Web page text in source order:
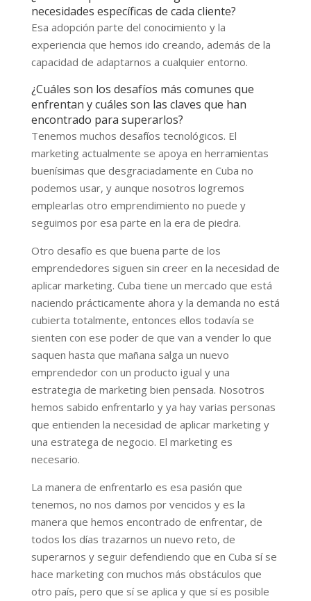
necesidades específicas de cada cliente?
Esa adopción parte del conocimiento y la
experiencia que hemos ido creando, además de la
capacidad de adaptarnos a cualquier entorno.
¿Cuáles son los desafíos más comunes que
enfrentan y cuáles son las claves que han
encontrado para superarlos?
Tenemos muchos desafíos tecnológicos. El
marketing actualmente se apoya en herramientas
buenísimas que desgraciadamente en Cuba no
podemos usar, y aunque nosotros logremos
emplearlas otro emprendimiento no puede y
seguimos por esa parte en la era de piedra.
Otro desafío es que buena parte de los
emprendedores siguen sin creer en la necesidad de
aplicar marketing. Cuba tiene un mercado que está
naciendo prácticamente ahora y la demanda no está
cubierta totalmente, entonces ellos todavía se
sienten con ese poder de que van a vender lo que
saquen hasta que mañana salga un nuevo
emprendedor con un producto igual y una
estrategia de marketing bien pensada. Nosotros
hemos sabido enfrentarlo y ya hay varias personas
que entienden la necesidad de aplicar marketing y
una estratega de negocio. El marketing es
necesario.
La manera de enfrentarlo es esa pasión que
tenemos, no nos damos por vencidos y es la
manera que hemos encontrado de enfrentar, de
todos los días trazarnos un nuevo reto, de
superarnos y seguir defendiendo que en Cuba sí se
hace marketing con muchos más obstáculos que
otro país, pero que sí se aplica y que sí es posible